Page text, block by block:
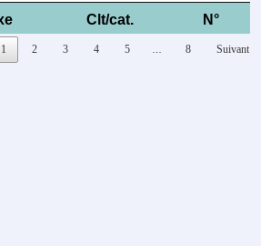
Clt/cat. N°
1 2 3 4 5 8 Suivant